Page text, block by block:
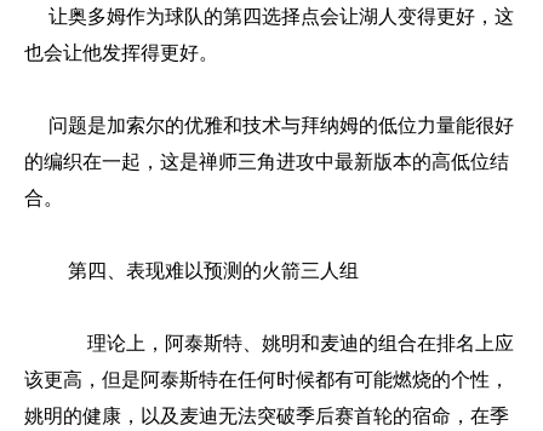
让奥多姆作为球队的第四选择点会让湖人变得更好，这
也会让他发挥得更好。
问题是加索尔的优雅和技术与拜纳姆的低位力量能很好
的编织在一起，这是禅师三角进攻中最新版本的高低位结
合。
第四、表现难以预测的火箭三人组
理论上，阿泰斯特、姚明和麦迪的组合在排名上应
该更高，但是阿泰斯特在任何时候都有可能燃烧的个性，
姚明的健康，以及麦迪无法突破季后赛首轮的宿命，在季